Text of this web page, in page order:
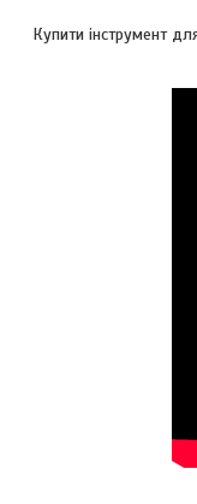
Купити інструмент